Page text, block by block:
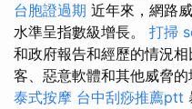
台胞證過期 近年來，網路
水準呈指數級增長。 打掃
和政府報告和經歷的情況
客、惡意軟體和其他威脅
泰式按摩 台中刮痧推薦ptt